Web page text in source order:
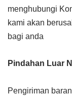
menghubungi
kami akan
bagi anda
Pindahan Luar
Pengiriman